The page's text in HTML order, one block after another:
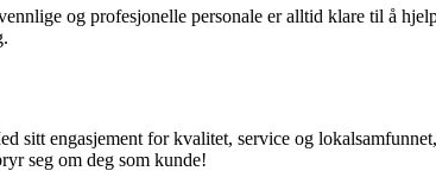
og profesjonelle personale er alltid klare til å
engasjement for kvalitet, service og
seg om deg som kunde!